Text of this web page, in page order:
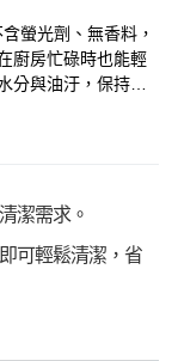
螢光劑、無香料，
廚房忙碌時也能輕
分與油汙，保持檯
清洗水果後，
潔需求。
可輕鬆清潔，省